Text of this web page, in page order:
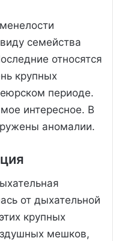
семейства
относятся
крупных
периоде.
интересное. В
аномалии.
от дыхательной
крупных
мешков,